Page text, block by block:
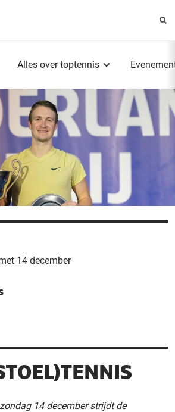
Alles over toptennis
14 december
14 december strijdt de